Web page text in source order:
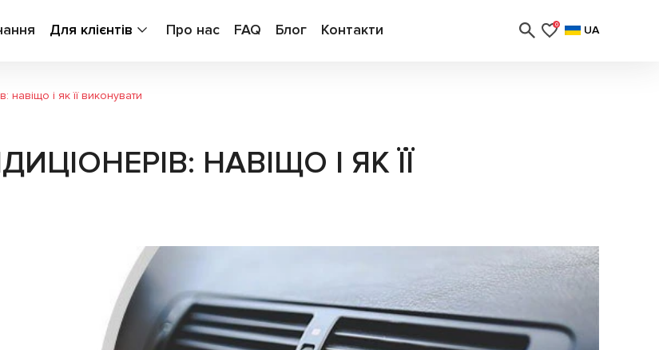
Для клієнтів Про нас FAQ Блог Контакти 0 UA
навіщо і як її виконувати
НАВІЩО І ЯК ЇЇ